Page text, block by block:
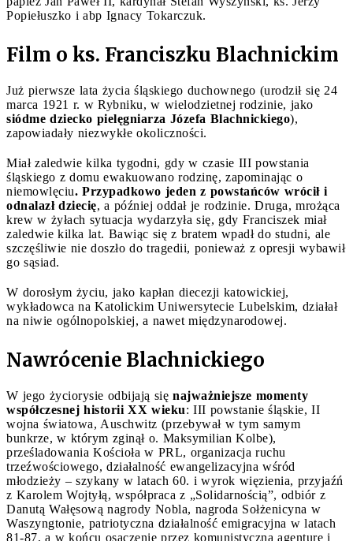
Popiełuszko i abp Ignacy Tokarczuk.
Film o ks. Franciszku Blachnickim
Już pierwsze lata życia śląskiego duchownego (urodził się 24
marca 1921 r. w Rybniku, w wielodzietnej rodzinie, jako
siódme dziecko pielęgniarza Józefa Blachnickiego),
zapowiadały niezwykłe okoliczności.
Miał zaledwie kilka tygodni, gdy w czasie III powstania
śląskiego z domu ewakuowano rodzinę, zapominając o
niemowlęciu. Przypadkowo jeden z powstańców wrócił i
odnalazł dziecię, a później oddał je rodzinie. Druga, mrożąca
krew w żyłach sytuacja wydarzyła się, gdy Franciszek miał
zaledwie kilka lat. Bawiąc się z bratem wpadł do studni, ale
szczęśliwie nie doszło do tragedii, ponieważ z opresji wybawił
go sąsiad.
W dorosłym życiu, jako kapłan diecezji katowickiej,
wykładowca na Katolickim Uniwersytecie Lubelskim, działał
na niwie ogólnopolskiej, a nawet międzynarodowej.
Nawrócenie Blachnickiego
W jego życiorysie odbijają się najważniejsze momenty
współczesnej historii XX wieku: III powstanie śląskie, II
wojna światowa, Auschwitz (przebywał w tym samym
bunkrze, w którym zginął o. Maksymilian Kolbe),
prześladowania Kościoła w PRL, organizacja ruchu
trzeźwościowego, działalność ewangelizacyjna wśród
młodzieży – szykany w latach 60. i wyrok więzienia, przyjaźń
z Karolem Wojtyłą, współpraca z „Solidarnością”, odbiór z
Danutą Wałęsową nagrody Nobla, nagroda Sołżenicyna w
Waszyngtonie, patriotyczna działalność emigracyjna w latach
81-87, a w końcu osaczenie przez komunistyczną agenturę i